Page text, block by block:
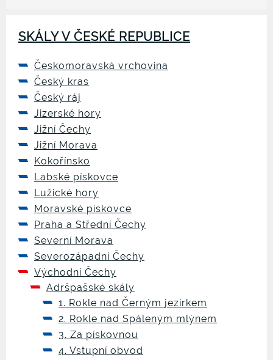
SKÁLY V ČESKÉ REPUBLICE
Českomoravská vrchovina
Český kras
Český ráj
Jizerské hory
Jižní Čechy
Jižní Morava
Kokořínsko
Labské pískovce
Lužické hory
Moravské pískovce
Praha a Střední Čechy
Severní Morava
Severozápadní Čechy
Východní Čechy
Adršpašské skály
1. Rokle nad Černým jezírkem
2. Rokle nad Spáleným mlýnem
3. Za pískovnou
4. Vstupní obvod